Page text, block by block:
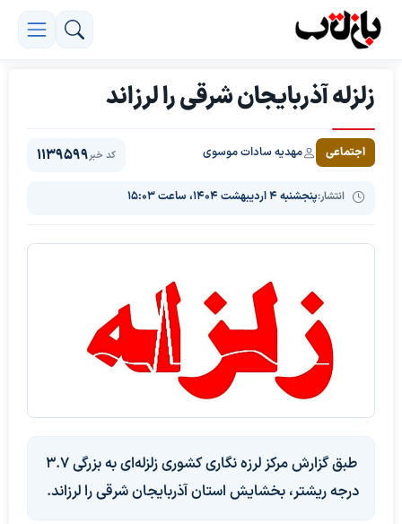
زلزله آذربایجان شرقی را لرزاند
اجتماعی مهدیه سادات موسوی
انتشار:پنجشنبه ۴ اردیبهشت ۱۴۰۴، ساعت ۱۵:۰۳
کد خبر1139599
طبق گزارش مرکز لرزه نگاری کشوری زلزله‌ای به بزرگی ۳.۷
درجه ریشتر، بخشایش استان آذربایجان شرقی را لرزاند.